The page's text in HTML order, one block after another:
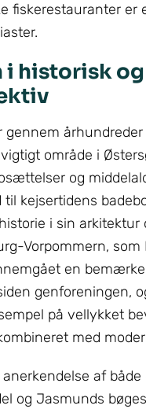
fiskerestauranter er
i historisk
gennem
område i
og
til kejsertidens
i sin arkitektur
Vorpommern, som
en
genforeningen,
på vellykket
med
anerkendelse af
og Jasmunds